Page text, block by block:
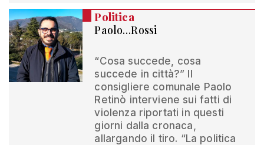
Politica
Paolo…Rossi
“Cosa succede, cosa
succede in città?” Il
consigliere comunale Paolo
Retinò interviene sui fatti di
violenza riportati in questi
giorni dalla cronaca,
allargando il tiro. “La politica